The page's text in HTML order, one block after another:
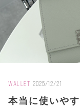
WALLET 2025/12/21
本当に使いや